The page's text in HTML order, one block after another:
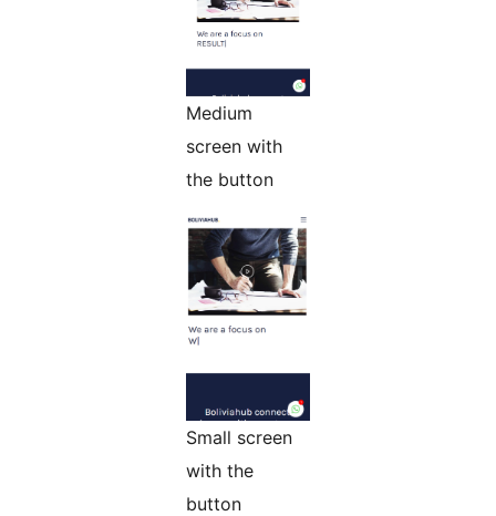
Medium
screen with
the button
Small screen
with the
button